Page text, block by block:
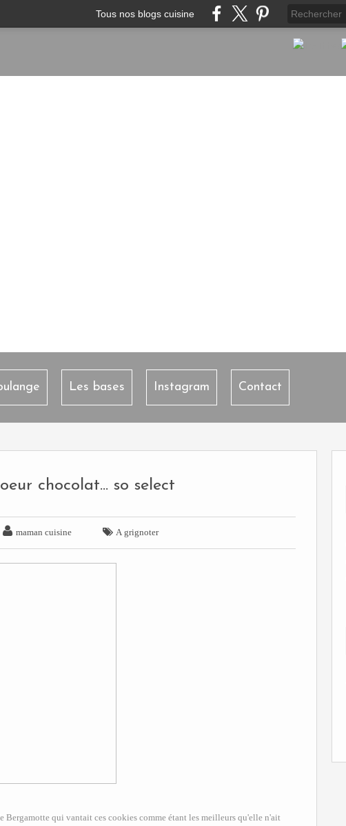
Tous nos blogs cuisine
Les bases Instagram Contact
chocolat... so select
 maman cuisine  A grignoter
Bergamotte qui vantait ces cookies comme étant les meilleurs qu'elle n'ait